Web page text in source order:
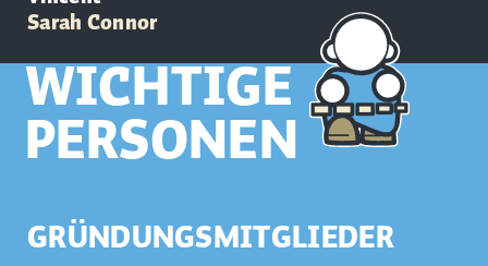
Sarah Connor
WICHTIGE
PERSONEN
GRÜNDUNGSMITGLIEDER